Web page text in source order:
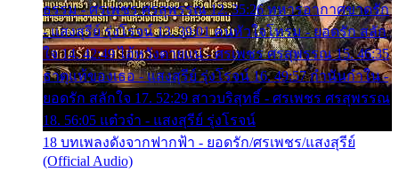
ธรรม - ศรเพชร ศรสุพรรณ 12. 35:26 ทหารอากาศขาดรัก
- แสงสุรีย์ รุ่งโรจน์ 13. 39:01 คนหัวใจโทรม - ยอดรัก สลัก
ใจ 14. 42:49 ไอ้หวังตายแน่ - ศรเพชร ศรสุพรรณ 15. 46:35
ธาตุแท้ของเธอ - แสงสุรีย์ รุ่งโรจน์ 16. 49:57 กำนันกำใน -
ยอดรัก สลักใจ 17. 52:29 สาวบริสุทธิ์ - ศรเพชร ศรสุพรรณ
18. 56:05 แต๋วจ๋า - แสงสุรีย์ รุ่งโรจน์
18 บทเพลงดังจากฟากฟ้า - ยอดรัก/ศรเพชร/แสงสุรีย์
(Official Audio)